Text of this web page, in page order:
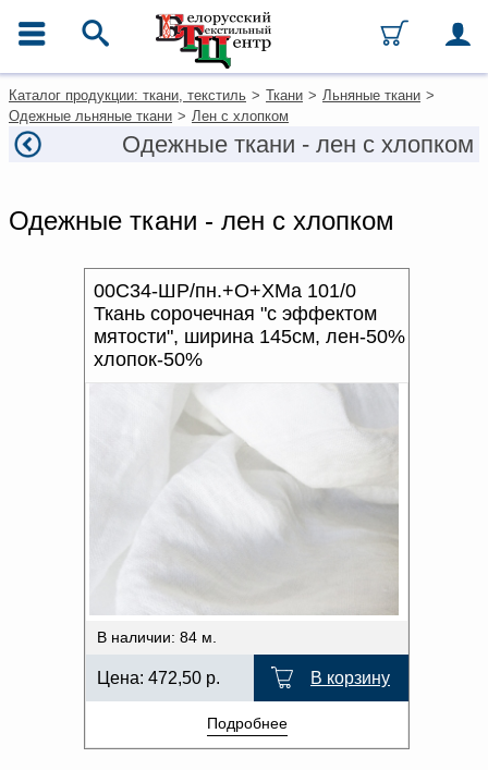
Контакты
Каталог
Ткани
Домашний текстиль
Текстиль для ресторанов и
Текстильная галантерея и
фурнитура
Условия работы
Оплата и доставка
Как оформить заказ
Документы по работе с
Каталог продукции: ткани, текстиль > Ткани > Льняные ткани >
Одежные льняные ткани > Лен с хлопком
Одежные ткани - лен с хлопком
Одежные ткани - лен с хлопком
Очистить фильтры
Цена, руб
от до
ТИП
ПЛОТНОСТЬ, Г/М²
ШИРИНА, СМ
ВИД ОФОРМЛЕНИЯ
ХАРАКТЕР РИСУНКА
00С34-ШР/пн.+О+ХМа 101/0
Ткань сорочечная "с эффектом
мятости", ширина 145см, лен-50%
хлопок-50%
В наличии: 84 м.
Цена: 472,50 р. В корзину
Подробнее
в
корзину